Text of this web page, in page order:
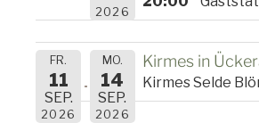
2026
FR.
11
SEP.
2026
MO.
14
SEP.
2026
Kirmes in
Kirmes Selde